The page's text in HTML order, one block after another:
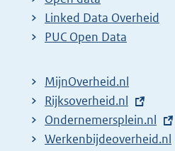
e
r
l
i
n
k
Linked Data Overheid
PUC Open Data
MijnOverheid.nl
E
x
t
Rijksoverheid.nl
E
x
Ondernemersplein.nl
E
Werkenbijdeoverheid.nl